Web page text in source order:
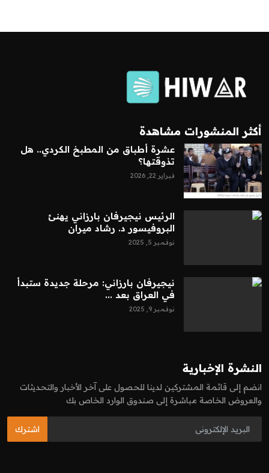
أكثر المنشورات مشاهدة
عشرة أطباق من المطبخ الكردي.. هل
تذوقتها؟
فبراير 22, 2026
الرئيس نيجيرفان بارزاني يهنئ
البروفيسور د. رشاد ميران
نوفمبر 5, 2025
نيجيرفان بارزاني: مرحلة جديدة ستبدأ
في العراق بعد ...
نوفمبر 9, 2025
النشرة الإخبارية
انضم إلى قائمة المشتركين لدينا للحصول على آخر الأخبار والتحديثات
والعروض الخاصة مباشرة إلى صندوق الوارد الخاص بك
اشترك